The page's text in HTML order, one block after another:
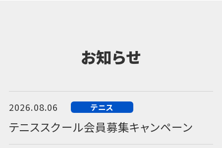
お知らせ
2026.08.06 テニス
テニススクール会員募集キャンペーン